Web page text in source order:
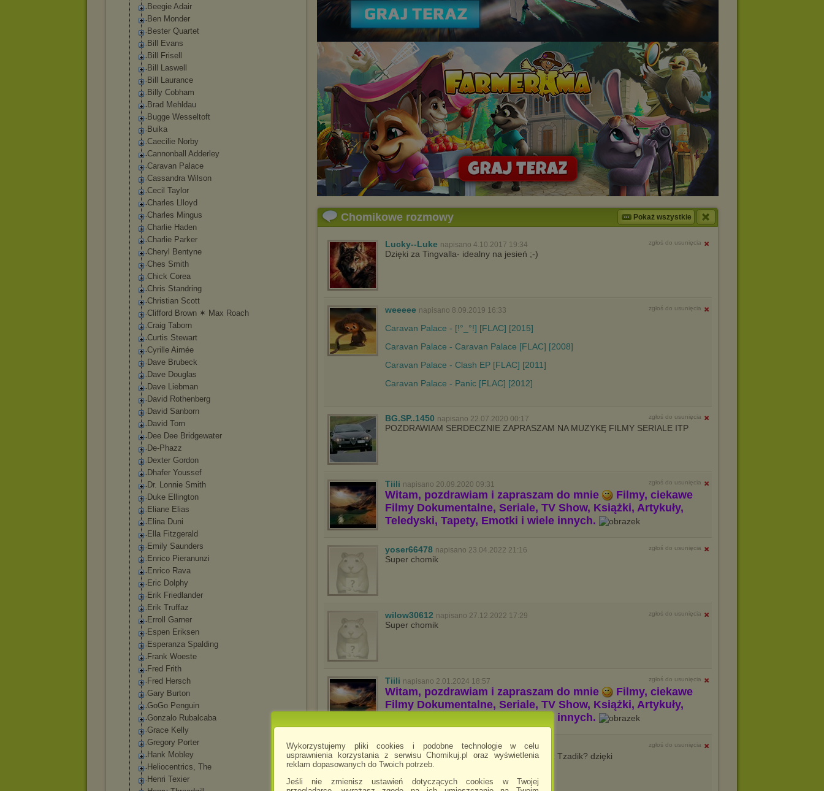
Wykorzystujemy pliki cookies i podobne technologie w celu
usprawnienia korzystania z serwisu Chomikuj.pl oraz wyświetlenia
reklam dopasowanych do Twoich potrzeb.
Jeśli nie zmienisz ustawień dotyczących cookies w Twojej
Beegie Adair
Ben Monder
Bester Quartet
Bill Evans
Bill Frisell
Bill Laswell
Bill Laurance
Billy Cobham
Brad Mehldau
Bugge Wesseltoft
Buika
Caecilie Norby
Cannonball Adderley
Caravan Palace
Cassandra Wilson
Cecil Taylor
Charles Llloyd
Charles Mingus
Charlie Haden
Charlie Parker
Cheryl Bentyne
Ches Smith
Chick Corea
Chris Standring
Christian Scott
Clifford Brown ✶ Max Roach
Craig Taborn
Curtis Stewart
Cyrille Aimée
Dave Brubeck
Dave Douglas
Dave Liebman
David Rothenberg
David Sanborn
David Torn
Dee Dee Bridgewater
De-Phazz
Dexter Gordon
Dhafer Youssef
Dr. Lonnie Smith
Duke Ellington
Eliane Elias
Elina Duni
Ella Fitzgerald
Emily Saunders
Enrico Pieranunzi
Enrico Rava
Eric Dolphy
Erik Friedlander
Erik Truffaz
Erroll Garner
Espen Eriksen
Esperanza Spalding
Frank Woeste
Fred Frith
Fred Hersch
Gary Burton
GoGo Penguin
Gonzalo Rubalcaba
Grace Kelly
Gregory Porter
Hank Mobley
Heliocentrics, The
Henri Texier
Chomikowe rozmowy Pokaż wszystkie
Lucky--Luke napisano 4.10.2017 19:34 zgłoś do usunięcia
Dzięki za Tingvalla- idealny na jesień ;-)
weeeee napisano 8.09.2019 16:33 zgłoś do usunięcia
Caravan Palace - [!°_°!] [FLAC] [2015]
Caravan Palace - Caravan Palace [FLAC] [2008]
Caravan Palace - Clash EP [FLAC] [2011]
Caravan Palace - Panic [FLAC] [2012]
BG.SP..1450 napisano 22.07.2020 00:17 zgłoś do usunięcia
POZDRAWIAM SERDECZNIE ZAPRASZAM NA MUZYKĘ FILMY SERIALE ITP
Tiili napisano 20.09.2020 09:31 zgłoś do usunięcia
Witam, pozdrawiam i zapraszam do mnie
Filmy, ciekawe
Filmy Dokumentalne, Seriale, TV Show, Książki, Artykuły,
Teledyski, Tapety, Emotki i wiele innych.
yoser66478 napisano 23.04.2022 21:16 zgłoś do usunięcia
Super chomik
wilow30612 napisano 27.12.2022 17:29 zgłoś do usunięcia
Super chomik
Tiili napisano 2.01.2024 18:57 zgłoś do usunięcia
Witam, pozdrawiam i zapraszam do mnie
Filmy, ciekawe
Filmy Dokumentalne, Seriale, TV Show, Książki, Artykuły,
Teledyski, Tapety, Emotki i wiele innych.
Peterkwasu napisano 23.01.2024 23:19 zgłoś do usunięcia
cześć, masz może pliki flac do tych rzeczy z Tzadik? dzięki